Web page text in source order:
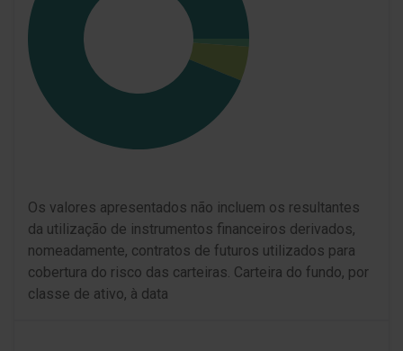
Os valores apresentados não incluem os resultantes
da utilização de instrumentos financeiros derivados,
nomeadamente, contratos de futuros utilizados para
cobertura do risco das carteiras. Carteira do fundo, por
classe de ativo, à data